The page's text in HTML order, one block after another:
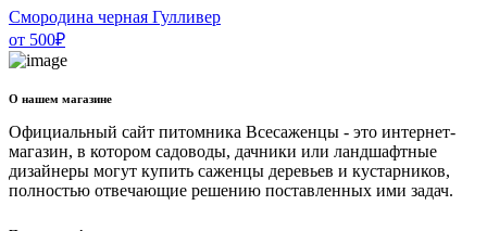
Смородина черная Гулливер
от 500₽
О нашем магазине
Официальный сайт питомника Всесаженцы - это интернет-
магазин, в котором садоводы, дачники или ландшафтные
дизайнеры могут купить саженцы деревьев и кустарников,
полностью отвечающие решению поставленных ими задач.